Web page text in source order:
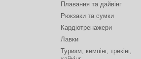
Плавання та дайвінг
Рюкзаки та сумки
Кардіотренажери
Лавки
Туризм, кемпінг, трекінг,